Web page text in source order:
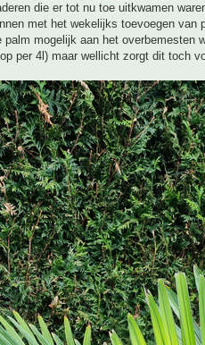
die er tot nu toe uitkwamen
met het wekelijks toevoegen
palm mogelijk aan het overbemesten
per 4l) maar wellicht zorgt dit toch